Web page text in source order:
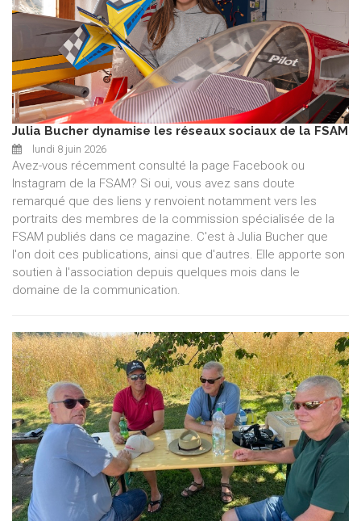
Julia Bucher dynamise les réseaux sociaux de la FSAM
lundi 8 juin 2026
Avez-vous récemment consulté la page Facebook ou
Instagram de la FSAM? Si oui, vous avez sans doute
remarqué que des liens y renvoient notamment vers les
portraits des membres de la commission spécialisée de la
FSAM publiés dans ce magazine. C'est à Julia Bucher que
l'on doit ces publications, ainsi que d'autres. Elle apporte son
soutien à l'association depuis quelques mois dans le
domaine de la communication.